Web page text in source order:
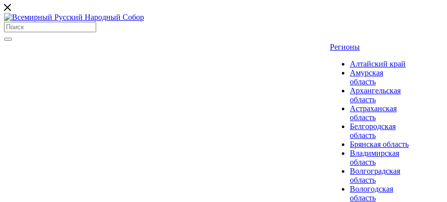
Регионы
Алтайский край
Амурская
область
Архангельская
область
Астраханская
область
Белгородская
область
Брянская область
Владимирская
область
Волгоградская
область
Вологодская
область